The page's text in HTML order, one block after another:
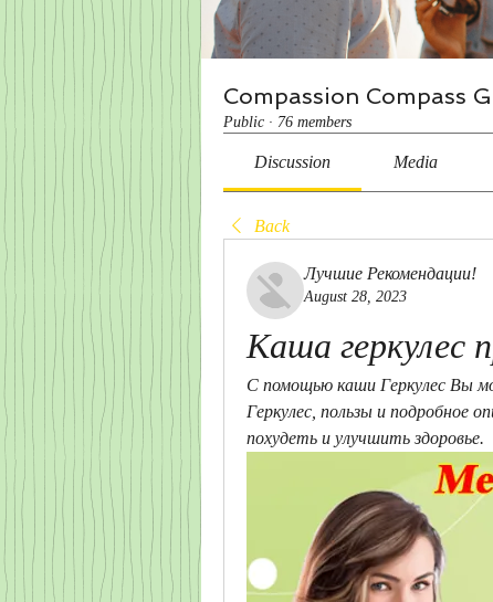
Compassion Compass
Public · 76 members
Discussion Media
Back
Лучшие Рекомендации!
August 28, 2023
Каша геркулес
С помощью каши Геркулес Вы
Геркулес, пользы и подробное
похудеть и улучшить здоровье.